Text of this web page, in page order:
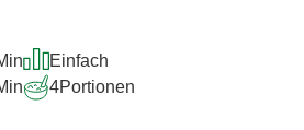
Einfach
4Portionen